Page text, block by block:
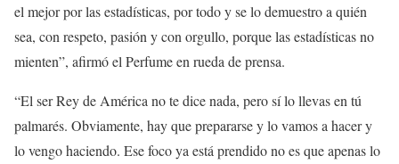
el mejor por las estadísticas, por todo y se lo demuestro a quién
sea, con respeto, pasión y con orgullo, porque las estadísticas no
mienten”, afirmó el Perfume en rueda de prensa.
“El ser Rey de América no te dice nada, pero sí lo llevas en tú
palmarés. Obviamente, hay que prepararse y lo vamos a hacer y
lo vengo haciendo. Ese foco ya está prendido no es que apenas lo